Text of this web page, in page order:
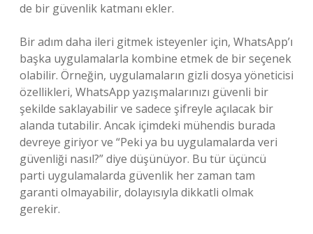
de bir güvenlik katmanı ekler.
Bir adım daha ileri gitmek isteyenler için, WhatsApp’ı
başka uygulamalarla kombine etmek de bir seçenek
olabilir. Örneğin, uygulamaların gizli dosya yöneticisi
özellikleri, WhatsApp yazışmalarınızı güvenli bir
şekilde saklayabilir ve sadece şifreyle açılacak bir
alanda tutabilir. Ancak içimdeki mühendis burada
devreye giriyor ve “Peki ya bu uygulamalarda veri
güvenliği nasıl?” diye düşünüyor. Bu tür üçüncü
parti uygulamalarda güvenlik her zaman tam
garanti olmayabilir, dolayısıyla dikkatli olmak
gerekir.